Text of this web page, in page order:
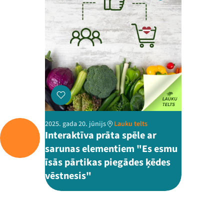
2025. gada 20. jūnijs Lauku telts
Interaktīva prāta spēle ar
sarunas elementiem "Es esmu
īsās pārtikas piegādes ķēdes
vēstnesis"